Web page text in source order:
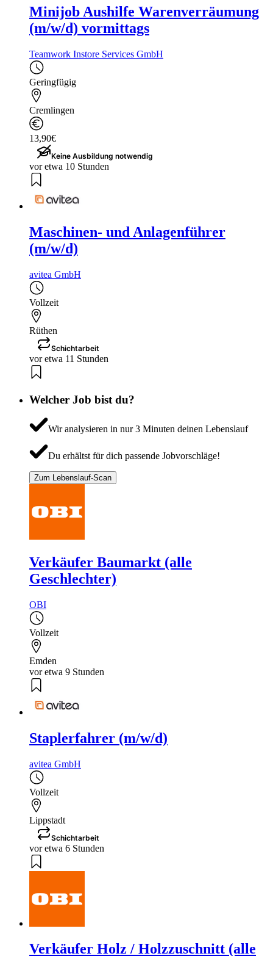
Minijob Aushilfe Warenverräumung
(m/w/d) vormittags
Teamwork Instore Services GmbH
Geringfügig
Cremlingen
13,90€
Keine Ausbildung notwendig
vor etwa 10 Stunden
Maschinen- und Anlagenführer
(m/w/d)
avitea GmbH
Vollzeit
Rüthen
Schichtarbeit
vor etwa 11 Stunden
Welcher Job bist du?
Wir analysieren in nur 3 Minuten deinen Lebenslauf
Du erhältst für dich passende Jobvorschläge!
Zum Lebenslauf-Scan
Verkäufer Baumarkt (alle
Geschlechter)
OBI
Vollzeit
Emden
vor etwa 9 Stunden
Staplerfahrer (m/w/d)
avitea GmbH
Vollzeit
Lippstadt
Schichtarbeit
vor etwa 6 Stunden
Verkäufer Holz / Holzzuschnitt (alle